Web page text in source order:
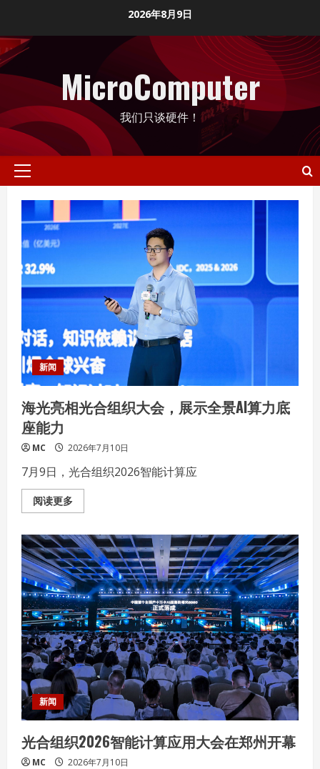
content
2026年8月9日
MicroComputer
我们只谈硬件！
Primary
新闻
海光亮相光合组织大会，展示全景AI算力底
座能力
MC 2026年7月10日
7月9日，光合组织2026智能计算应
阅读更多Read
more
光
亮
相
光
合
组
织
大
会，
展
示
全
景
AI
算
力
底
座
能
新闻
光合组织2026智能计算应用大会在郑州开幕
MC 2026年7月10日